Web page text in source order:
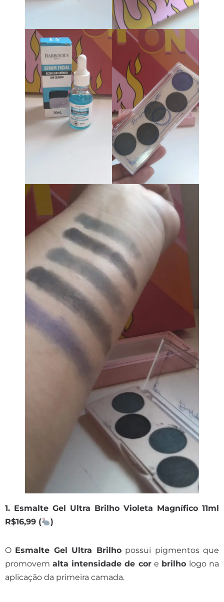
1. Esmalte Gel Ultra Brilho Violeta Magnífico 11ml
R$16,99 (
)
O Esmalte Gel Ultra Brilhopossui pigmentos que
promovemalta intensidade de core brilho logo na
aplicação da primeira camada.